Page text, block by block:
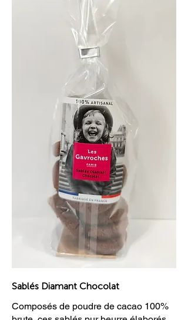
Sablés Diamant Chocolat
Composés de poudre de cacao 100%